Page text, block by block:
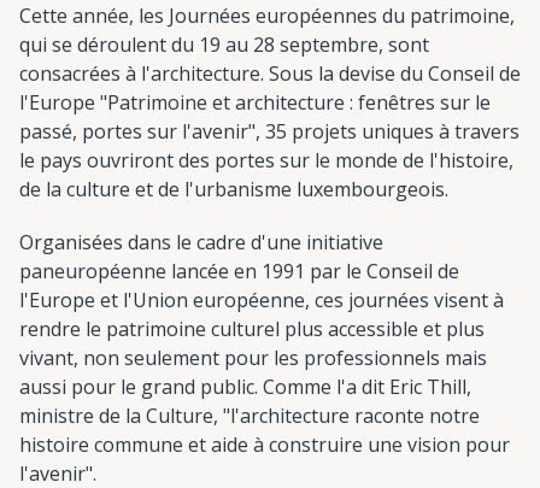
Cette année, les Journées européennes du patrimoine,
qui se déroulent du 19 au 28 septembre, sont
consacrées à l'architecture. Sous la devise du Conseil de
l'Europe "Patrimoine et architecture : fenêtres sur le
passé, portes sur l'avenir", 35 projets uniques à travers
le pays ouvriront des portes sur le monde de l'histoire,
de la culture et de l'urbanisme luxembourgeois.
Organisées dans le cadre d'une initiative
paneuropéenne lancée en 1991 par le Conseil de
l'Europe et l'Union européenne, ces journées visent à
rendre le patrimoine culturel plus accessible et plus
vivant, non seulement pour les professionnels mais
aussi pour le grand public. Comme l'a dit Eric Thill,
ministre de la Culture, "l'architecture raconte notre
histoire commune et aide à construire une vision pour
l'avenir".